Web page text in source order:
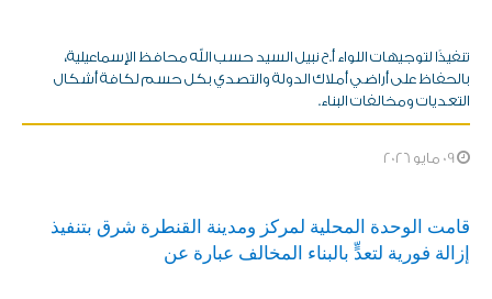
تنفيذًا لتوجيهات اللواء أ.ح نبيل السيد حسب الله محافظ الإسماعيلية،
بالحفاظ على أراضي أملاك الدولة والتصدي بكل حسم لكافة أشكال
التعديات ومخالفات البناء.
قامت الوحدة المحلية لمركز ومدينة القنطرة شرق بتنفيذ
إزالة فورية لتعدٍّ بالبناء المخالف عبارة عن